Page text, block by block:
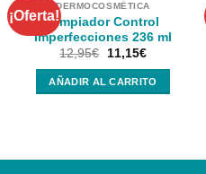
¡Oferta!
DERMOCOSMÉTICA
Limpiador Control
Imperfecciones 236 ml
12,95€ 11,15€
AÑADIR AL CARRITO